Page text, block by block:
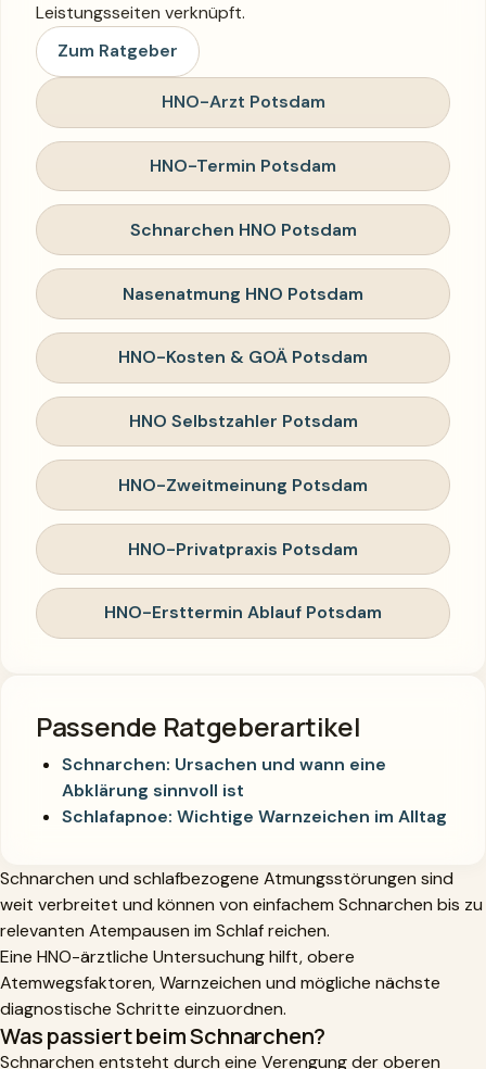
Leistungsseiten verknüpft.
Zum Ratgeber
HNO-Arzt Potsdam
HNO-Termin Potsdam
Schnarchen HNO Potsdam
Nasenatmung HNO Potsdam
HNO-Kosten & GOÄ Potsdam
HNO Selbstzahler Potsdam
HNO-Zweitmeinung Potsdam
HNO-Privatpraxis Potsdam
HNO-Ersttermin Ablauf Potsdam
Passende Ratgeberartikel
Schnarchen: Ursachen und wann eine
Abklärung sinnvoll ist
Schlafapnoe: Wichtige Warnzeichen im Alltag
Schnarchen und schlafbezogene Atmungsstörungen sind
weit verbreitet und können von einfachem Schnarchen bis zu
relevanten Atempausen im Schlaf reichen.
Eine HNO-ärztliche Untersuchung hilft, obere
Atemwegsfaktoren, Warnzeichen und mögliche nächste
diagnostische Schritte einzuordnen.
Was passiert beim Schnarchen?
Schnarchen entsteht durch eine Verengung der oberen